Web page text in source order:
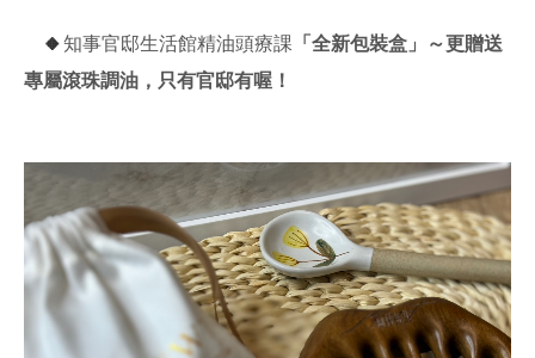
🔸知事官邸生活館精油頭療課 「全新包裝盒」～更贈送
專屬滾珠調油，只有官邸有喔！